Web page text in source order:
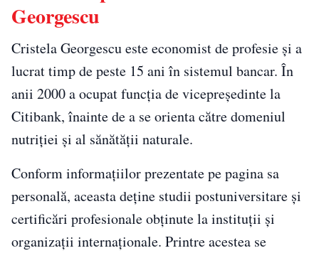
Georgescu
Cristela Georgescu este economist de profesie și a
lucrat timp de peste 15 ani în sistemul bancar. În
anii 2000 a ocupat funcția de vicepreședinte la
Citibank, înainte de a se orienta către domeniul
nutriției și al sănătății naturale.
Conform informațiilor prezentate pe pagina sa
personală, aceasta deține studii postuniversitare și
certificări profesionale obținute la instituții și
organizații internaționale. Printre acestea se